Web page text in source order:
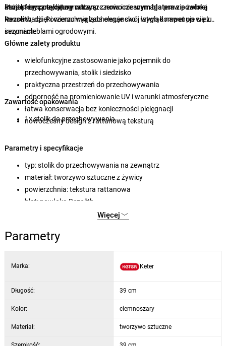
każdą kompozycję ogrodową.
atmosferyczne, łatwy w czyszczeniu i nie wymaga prawie żadnej
konserwacji. Powierzchnia zachowuje swój wygląd nawet po wielu
sezonach.
Projekt łączyteksturę rattanuznowoczesnym blatem z powłoką
Rezolith, dzięki czemu wygląda elegancko i łatwo komponuje się z
innymi meblami ogrodowymi.
Główne zalety produktu
wielofunkcyjne zastosowanie jako pojemnik do
przechowywania, stolik i siedzisko
praktyczna przestrzeń do przechowywania
odporność na promieniowanie UV i warunki atmosferyczne
łatwa konserwacja bez konieczności pielęgnacji
nowoczesny design z rattanową teksturą
Zawartość opakowania
1x stolik do przechowywania
Parametry i specyfikacje
typ: stolik do przechowywania na zewnątrz
materiał: tworzywo sztuczne z żywicy
powierzchnia: tekstura rattanowa
blat: powłoka Rezolith
zastosowanie: ogród, taras, balkon
odporność: promieniowanie UV i czynniki atmosferyczne
Więcej
Parametry
Marka: Keter
Długość: 39 cm
Kolor: ciemnoszary
Materiał: tworzywo sztuczne